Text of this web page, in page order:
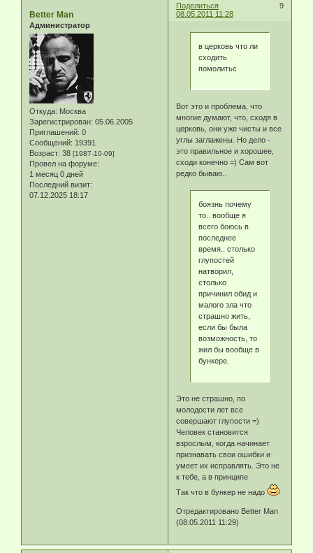
Поделиться
9
08.05.2011 11:28
Better Man
Администратор
Откуда: Москва
Зарегистрирован: 05.06.2005
Приглашений: 0
Сообщений: 19391
Возраст: 38 [1987-10-09]
Провел на форуме:
1 месяц 0 дней
Последний визит:
07.12.2025 18:17
в церковь что ли
сходить
помолитьс
Вот это и проблема, что
многие думают, что, сходя в
церковь, они уже чисты и все
углы заглажены. Но дело -
это правильное и хорошее,
сходи конечно =) Сам вот
редко бываю..
боязнь почему
то.. вообще я
всего боюсь в
последнее
время.. столько
глупостей
натворил,
столько
причинил обид и
малого зла что
страшно жить,
если бы была
возможность, то
жил бы вообще в
бункере.
Это не страшно, по
молодости лет все
совершают глупости =)
Человек становится
взрослым, когда начинает
признавать свои ошибки и
умеет их исправлять. Это не
к тебе, а в принципе
Так что в бункер не надо
Отредактировано Better Man
(08.05.2011 11:29)